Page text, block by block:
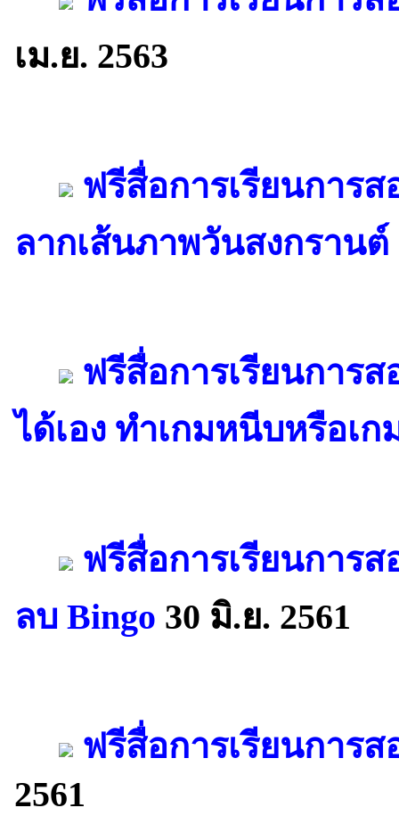
เม.ย. 2563
ฟรีสื่อการเรียนการ
ลากเส้นภาพวันสงกรานต์
ฟรีสื่อการเรียนการ
ได้เอง ทำเกมหนีบหรือเก
ฟรีสื่อการเรียนการ
ลบ Bingo 30 มิ.ย. 2561
ฟรีสื่อการเรียนการ
2561